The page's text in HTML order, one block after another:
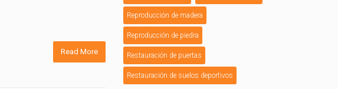
Read More
Reproducción de madera
Reproducción de piedra
Restauración de puertas
Restauración de suelos deportivos